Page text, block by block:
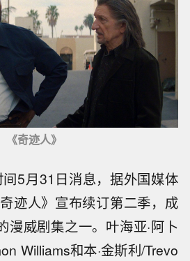
《奇迹人》
5月31日消息，据外国媒体
迹人》宣布续订第二季，成
漫威剧集之一。叶海亚·阿卜
Williams和本·金斯利/Trevo